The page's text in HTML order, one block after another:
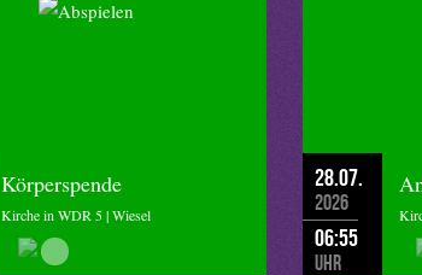
Körperspende
Kirche in WDR 5 | Wiesel
28.07.
2026
06:55
Uhr